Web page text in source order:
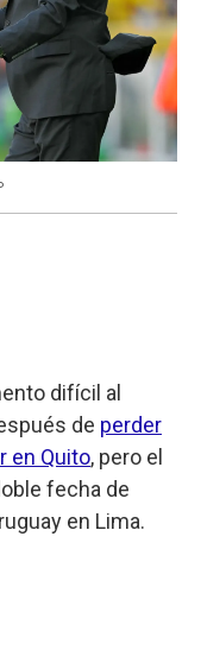
difícil al
de perder
en Quito, pero el
fecha de
en Lima.